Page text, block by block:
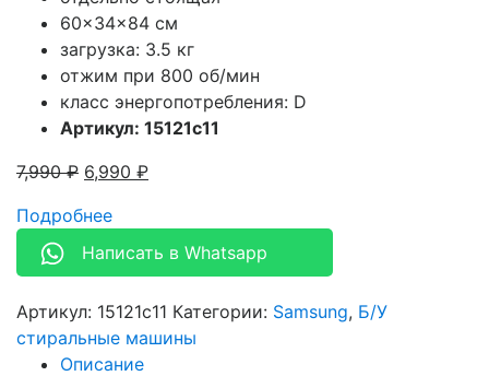
60x34x84 см
загрузка: 3.5 кг
отжим при 800 об/мин
класс энергопотребления: D
Артикул: 15121c11
7,990₽ 6,990 ₽
Подробнее
Написать в Whatsapp
Артикул: 15121c11 Категории: Samsung, Б/У
стиральные машины
Описание